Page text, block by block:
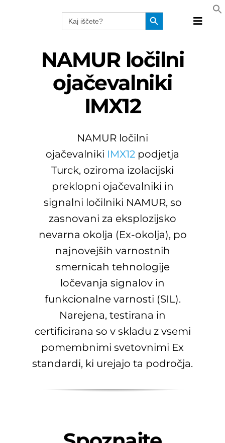
Search
for:
Search Button
Toggle
NAMUR ločilni
ojačevalniki
IMX12
NAMUR ločilni
ojačevalniki IMX12 podjetja
Turck, oziroma izolacijski
preklopni ojačevalniki in
signalni ločilniki NAMUR, so
zasnovani za eksplozijsko
nevarna okolja (Ex-okolja), po
najnovejših varnostnih
smernicah tehnologije
ločevanja signalov in
funkcionalne varnosti (SIL).
Narejena, testirana in
certificirana so v skladu z vsemi
pomembnimi svetovnimi Ex
standardi, ki urejajo ta področja.